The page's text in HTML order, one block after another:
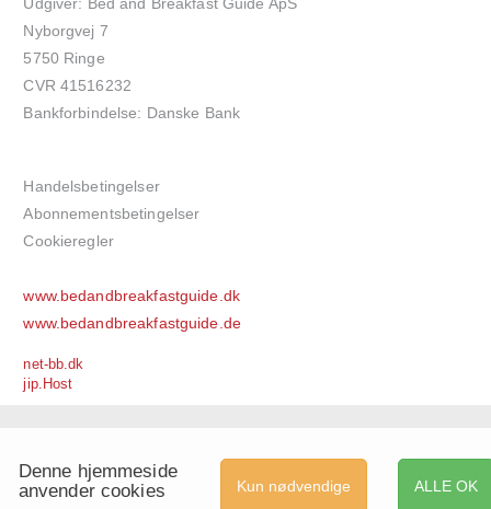
Nyborgvej 7
5750 Ringe
CVR 41516232
Bankforbindelse: Danske Bank
Handelsbetingelser
Abonnementsbetingelser
Cookieregler
www.bedandbreakfastguide.dk
www.bedandbreakfastguide.de
net-bb.dk
jip.Host
ALLE OK
Kun nødvendige
Denne hjemmeside
anvender cookies